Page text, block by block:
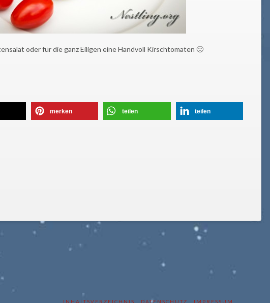
oder für die ganz Eiligen eine Handvoll Kirschtomaten 🙂
merken teilen teilen
INHALTSVERZEICHNIS DATENSCHUTZ IMPRESSUM